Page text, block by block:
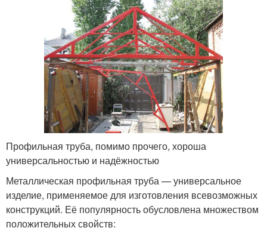
Профильная труба, помимо прочего, хороша
универсальностью и надёжностью
Металлическая профильная труба — универсальное
изделие, применяемое для изготовления всевозможных
конструкций. Её популярность обусловлена множеством
положительных свойств: